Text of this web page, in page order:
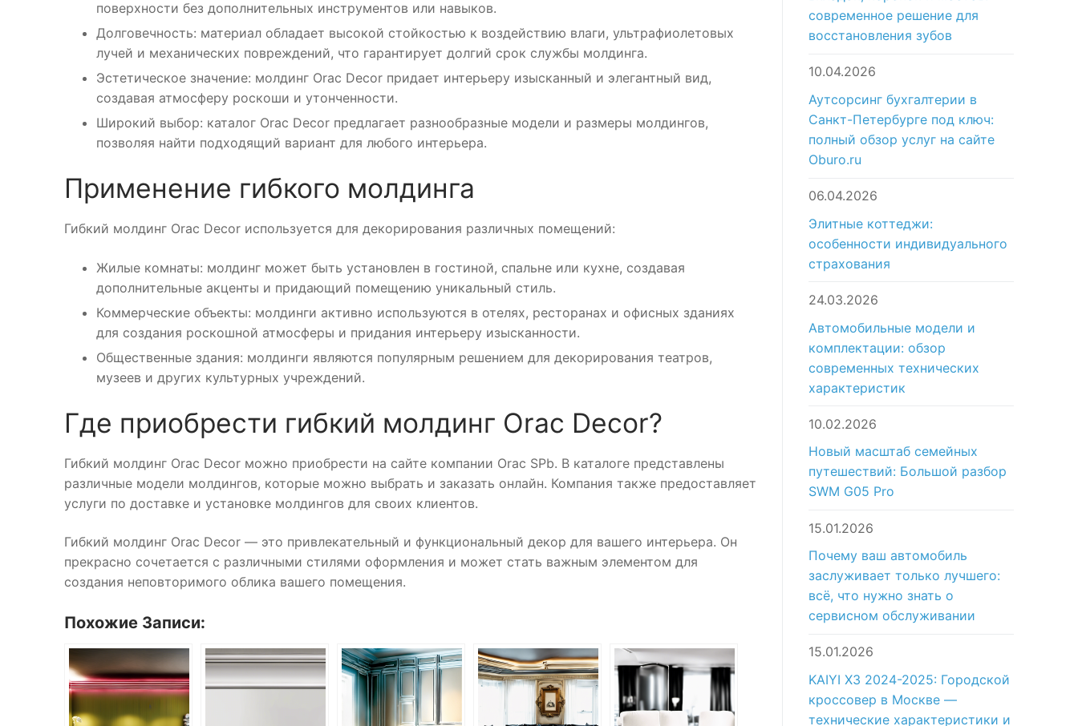
поверхности без дополнительных инструментов или навыков.
Долговечность: материал обладает высокой стойкостью к воздействию влаги, ультрафиолетовых
лучей и механических повреждений, что гарантирует долгий срок службы молдинга.
Эстетическое значение: молдинг Orac Decor придает интерьеру изысканный и элегантный вид,
создавая атмосферу роскоши и утонченности.
Широкий выбор: каталог Orac Decor предлагает разнообразные модели и размеры молдингов,
позволяя найти подходящий вариант для любого интерьера.
Применение гибкого молдинга
Гибкий молдинг Orac Decor используется для декорирования различных помещений:
Жилые комнаты: молдинг может быть установлен в гостиной, спальне или кухне, создавая
дополнительные акценты и придающий помещению уникальный стиль.
Коммерческие объекты: молдинги активно используются в отелях, ресторанах и офисных зданиях
для создания роскошной атмосферы и придания интерьеру изысканности.
Общественные здания: молдинги являются популярным решением для декорирования театров,
музеев и других культурных учреждений.
Где приобрести гибкий молдинг Orac Decor?
Гибкий молдинг Orac Decor можно приобрести на сайте компании Orac SPb. В каталоге представлены
различные модели молдингов, которые можно выбрать и заказать онлайн. Компания также предоставляет
услуги по доставке и установке молдингов для своих клиентов.
Гибкий молдинг Orac Decor — это привлекательный и функциональный декор для вашего интерьера. Он
прекрасно сочетается с различными стилями оформления и может стать важным элементом для
создания неповторимого облика вашего помещения.
Похожие Записи:
современное решение для
восстановления зубов
10.04.2026
Аутсорсинг бухгалтерии в
Санкт-Петербурге под ключ:
полный обзор услуг на сайте
Oburo.ru
06.04.2026
Элитные коттеджи:
особенности индивидуального
страхования
24.03.2026
Автомобильные модели и
комплектации: обзор
современных технических
характеристик
10.02.2026
Новый масштаб семейных
путешествий: Большой разбор
SWM G05 Pro
15.01.2026
Почему ваш автомобиль
заслуживает только лучшего:
всё, что нужно знать о
сервисном обслуживании
15.01.2026
KAIYI X3 2024-2025: Городской
кроссовер в Москве —
технические характеристики и